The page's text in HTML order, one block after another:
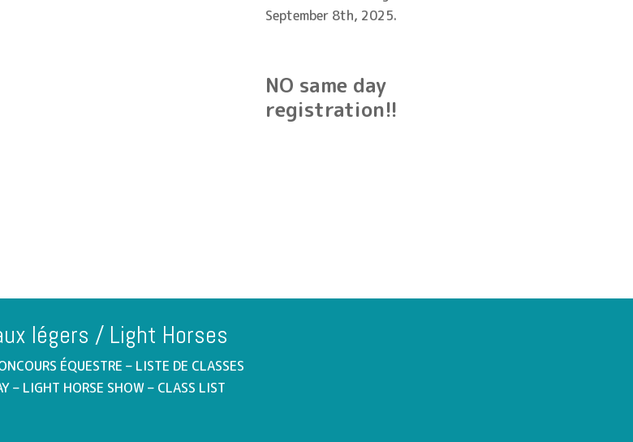
September 8th, 2025.
NO same day
registration!!
légers / Light Horses
ÉQUESTRE – LISTE DE CLASSES
– LIGHT HORSE SHOW – CLASS LIST